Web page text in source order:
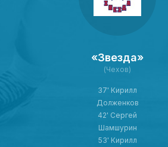
«Звезда»
(Чехов)
37' Кирилл
Долженков
42' Сергей
Шамшурин
53' Кирилл